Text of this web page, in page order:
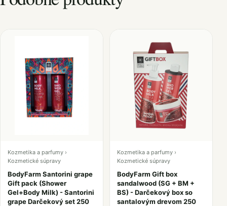
Kozmetika a parfumy ›
Kozmetické súpravy
BodyFarm Santorini grape
Gift pack (Shower
Gel+Body Milk) - Santorini
grape Darčekový set 250
Kozmetika a parfumy ›
Kozmetické súpravy
BodyFarm Gift box
sandalwood (SG + BM +
BS) - Darčekový box so
santalovým drevom 250